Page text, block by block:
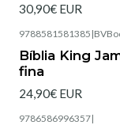
30,90€ EUR
9788581581385 |
Bíblia King
fina
24,90€ EUR
9786586996357|